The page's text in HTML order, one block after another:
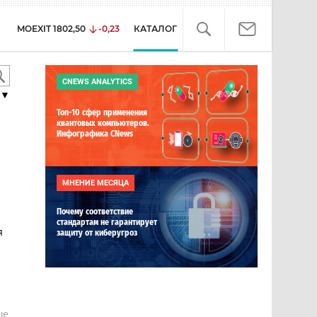
MOEXIT 1802,50 -0,23 КАТАЛОГ
CNEWS ANALYTICS
Топ-10 сфер применения
квантовых компьютеров.
Инфографика CNews
МНЕНИЕ МЕСЯЦА
Почему соответствие
стандартам не гарантирует
защиту от киберугроз